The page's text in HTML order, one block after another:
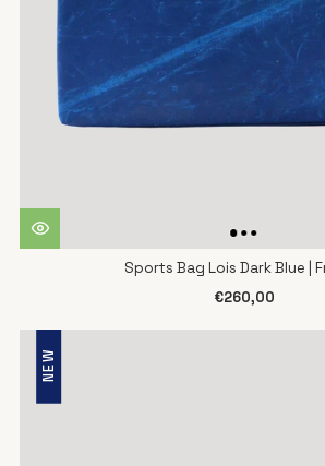
Sports Bag Lois Dark Blue |
€260,00
NEW